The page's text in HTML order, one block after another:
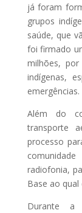
já foram
grupos
saúde, que
foi firmado
milhões,
indígenas,
emergências.
Além do
transporte
processo
radiofonia,
Base ao
Durante a